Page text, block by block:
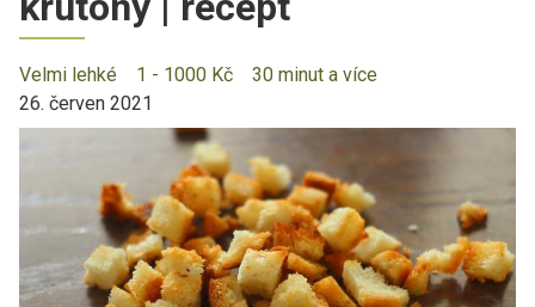
Velmi lehké 1 - 1000 Kč
30 minut a více
26. červen 2021